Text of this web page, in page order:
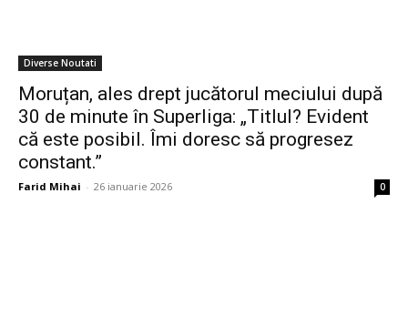
Diverse Noutati
Moruțan, ales drept jucătorul meciului după
30 de minute în Superliga: „Titlul? Evident
că este posibil. Îmi doresc să progresez
constant.”
Farid Mihai - 26 ianuarie 2026 0